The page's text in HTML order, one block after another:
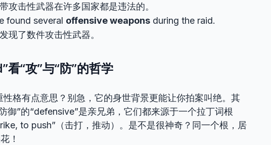
攻击性武器在许多国家都是违法的。
found several offensive weapons during the raid.
现了数件攻击性武器。
“攻”与“防”的哲学
格有点意思？别急，它的身世背景更能让你拍案叫绝。其
御”的“defensive”是亲兄弟，它们都来源于一个拉丁词根
to push”（击打，推动）。是不是很神奇？同一个根，居
！